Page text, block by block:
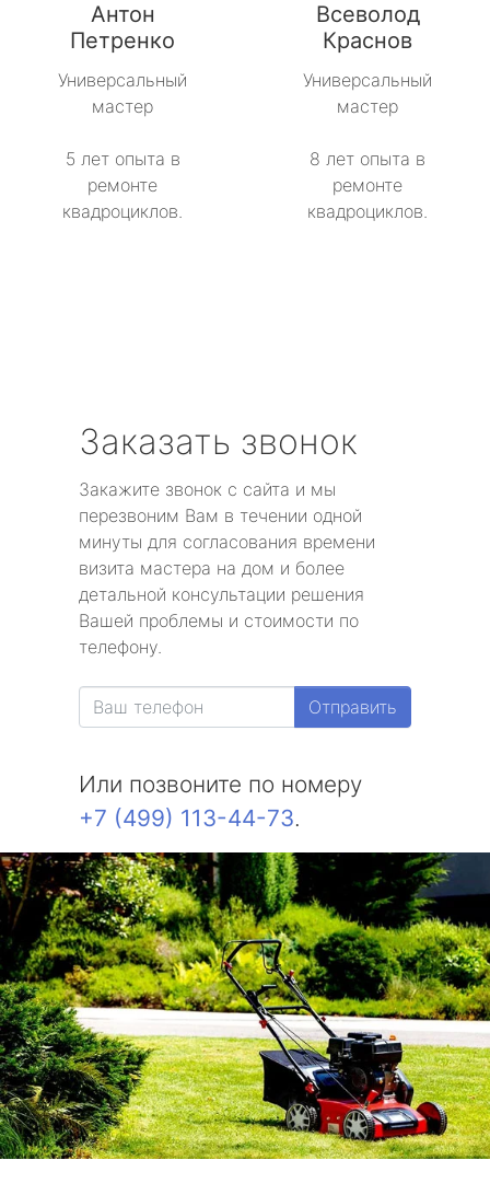
Антон
Петренко
Универсальный
мастер
5 лет опыта в
ремонте
квадроциклов.
Всеволод
Краснов
Универсальный
мастер
8 лет опыта в
ремонте
квадроциклов.
Заказать звонок
Закажите звонок с сайта и мы
перезвоним Вам в течении одной
минуты для согласования времени
визита мастера на дом и более
детальной консультации решения
Вашей проблемы и стоимости по
телефону.
Отправить
Или позвоните по номеру
+7 (499) 113-44-73.